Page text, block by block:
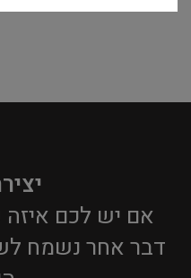
אם יש לכם
דבר אחר נשמח